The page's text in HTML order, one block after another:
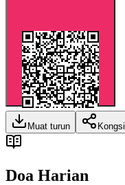
Muat turun Kongsi
Doa Harian